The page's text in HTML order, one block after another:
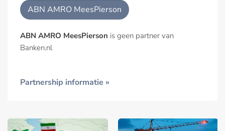
ABN AMRO MeesPierson
ABN AMRO MeesPierson is geen partner van
Banken.nl
Partnership informatie »